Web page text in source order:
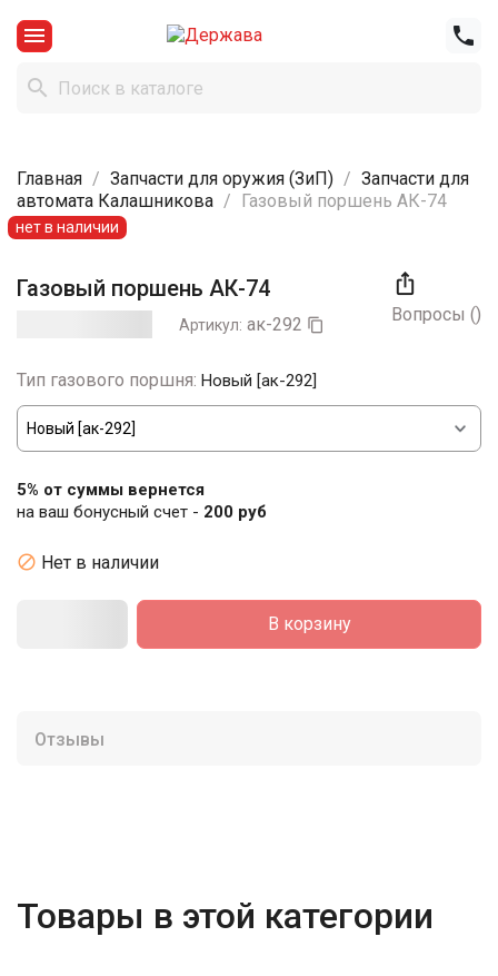



Главная Запчасти для оружия (ЗиП)
Запчасти для
автомата Калашникова
Газовый поршень АК-74

Вопросы ()
нет в наличии
Газовый поршень АК-74
Артикул: ак-292 
Тип газового поршня: Новый [ак-292]
5% от суммы вернется
на ваш бонусный счет - 200 руб
 Нет в наличии
В корзину
Отзывы
Товары в этой категории